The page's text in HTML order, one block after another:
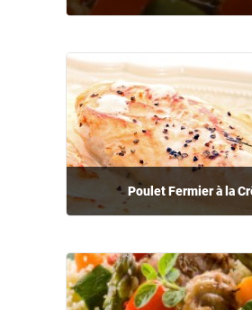
Poulet Fermier à la